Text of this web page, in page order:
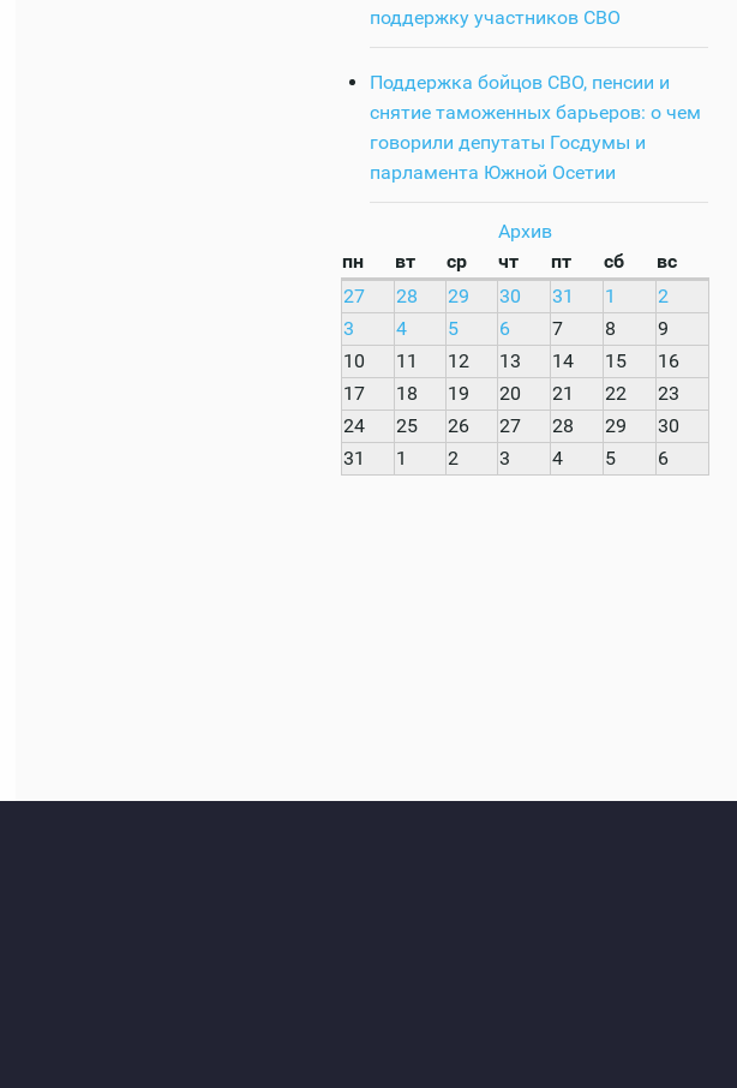
поддержку участников СВО
Поддержка бойцов СВО, пенсии и
снятие таможенных барьеров: о чем
говорили депутаты Госдумы и
парламента Южной Осетии
Архив
пн
вт ср чт пт сб
вс
27
28 29 30 31 1
2
3
4 5 6 7 8
9
10
11 12 13 14 15
16
17
18 19 20 21 22
23
24
25 26 27 28 29
30
31
1 2 3 4 5 6